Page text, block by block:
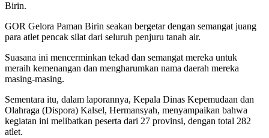
Birin.
GOR Gelora Paman Birin seakan bergetar dengan semangat juang
para atlet pencak silat dari seluruh penjuru tanah air.
Suasana ini mencerminkan tekad dan semangat mereka untuk
meraih kemenangan dan mengharumkan nama daerah mereka
masing-masing.
Sementara itu, dalam laporannya, Kepala Dinas Kepemudaan dan
Olahraga (Dispora) Kalsel, Hermansyah, menyampaikan bahwa
kegiatan ini melibatkan peserta dari 27 provinsi, dengan total 282
atlet.